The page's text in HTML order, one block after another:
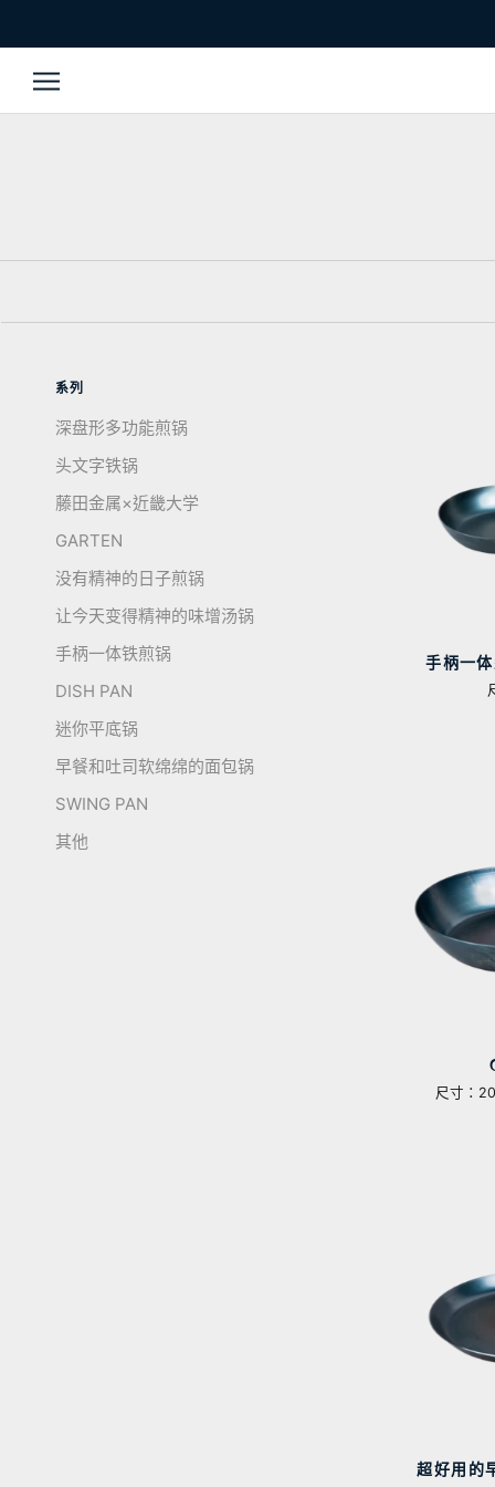
系列
深盘形多功能煎锅
头文字铁锅
藤田金属×近畿大学
GARTEN
没有精神的日子煎锅
让今天变得精神的味增汤锅
手柄一体铁煎锅
DISH PAN
迷你平底锅
早餐和吐司软绵绵的面包锅
SWING PAN
其他
手柄一
尺寸：
超好用的